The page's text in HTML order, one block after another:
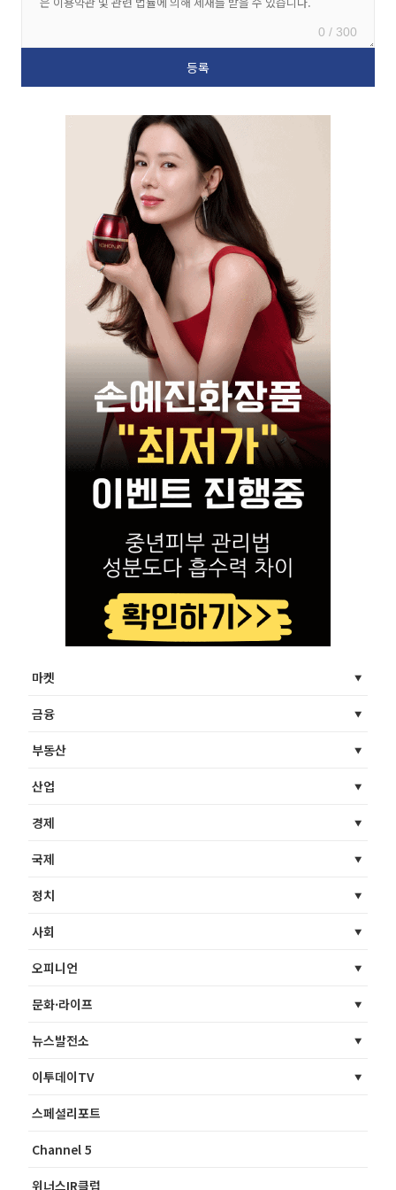
0 / 300
마켓
금융
부동산
산업
경제
국제
정치
사회
오피니언
문화·라이프
뉴스발전소
이투데이TV
스페셜리포트
Channel 5
위너스IR클럽